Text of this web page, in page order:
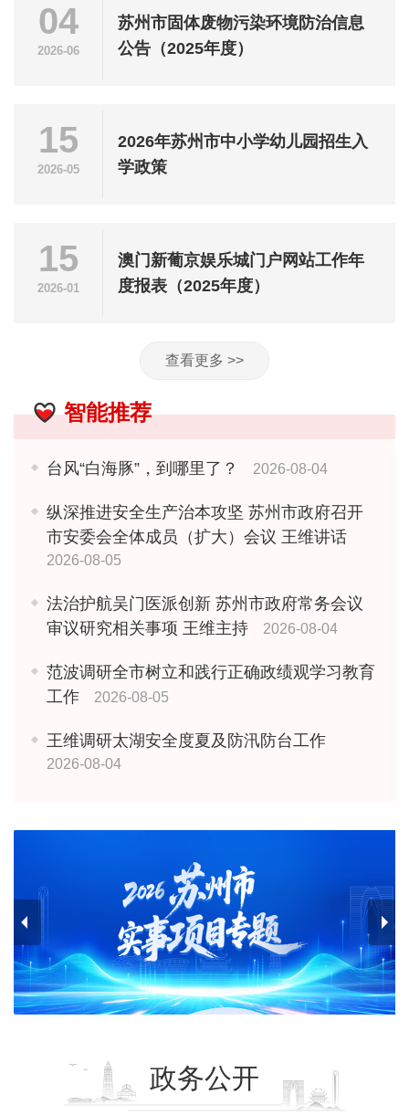
04
2026-06
苏州市固体废物污染环境防治信息
公告（2025年度）
15
2026-05
2026年苏州市中小学幼儿园招生入
学政策
15
2026-01
澳门新葡京娱乐城门户网站工作年
度报表（2025年度）
查看更多 >>
智能推荐
台风“白海豚”，到哪里了？ 2026-08-04
纵深推进安全生产治本攻坚 苏州市政府召开
市安委会全体成员（扩大）会议 王维讲话
2026-08-05
法治护航吴门医派创新 苏州市政府常务会议
审议研究相关事项 王维主持
2026-08-04
范波调研全市树立和践行正确政绩观学习教育
工作
2026-08-05
王维调研太湖安全度夏及防汛防台工作
2026-08-04
政务公开